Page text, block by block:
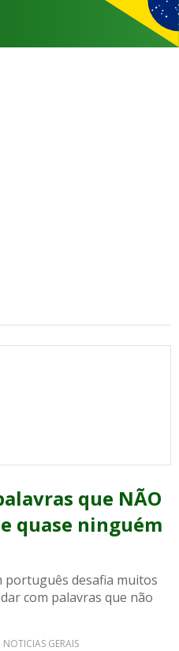
que NÃO
quase ninguém
português desafia muitos
com palavras que não
GERAIS